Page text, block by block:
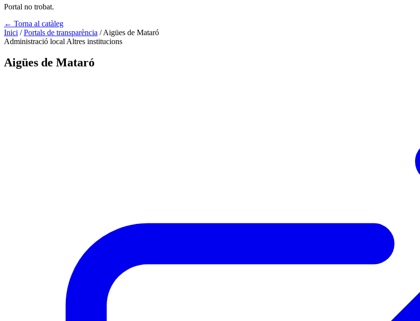
Portal no trobat.
← Torna al catàleg
Inici / Portals de transparència / Aigües de Mataró
Administració local Altres institucions
Aigües de Mataró